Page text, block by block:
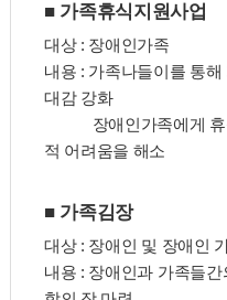
■ 가족휴식지원사업
대상 : 장애인가족
내용 : 가족나들이를 통
대감 강화
장애인가족에게
적 어려움을 해소
■ 가족김장
대상 : 장애인 및 장애인
내용 : 장애인과 가족들